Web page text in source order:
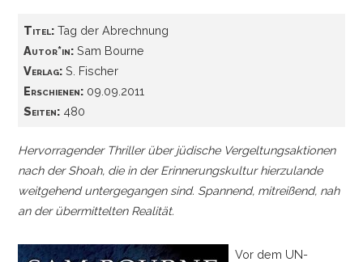
Titel:Tag der Abrechnung
Autor*in:Sam Bourne
Verlag:S. Fischer
Erschienen:09.09.2011
Seiten:480
Hervorragender Thriller über jüdische Vergeltungsaktionen
nach der Shoah, die in der Erinnerungskultur hierzulande
weitgehend untergegangen sind. Spannend, mitreißend, nah
an der übermittelten Realität.
Vor dem UN-